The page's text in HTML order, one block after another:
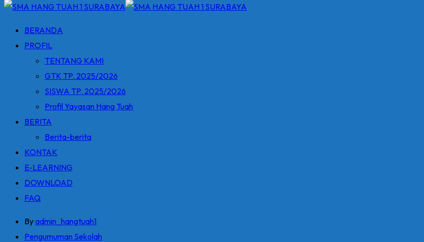
BERANDA
PROFIL
TENTANG KAMI
GTK TP. 2025/2026
SISWA TP. 2025/2026
Profil Yayasan Hang Tuah
BERITA
Berita-berita
KONTAK
E-LEARNING
DOWNLOAD
FAQ
Byadmin_hangtuah1
Pengumuman Sekolah